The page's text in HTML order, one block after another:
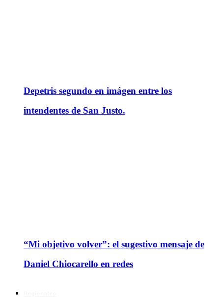
Depetris segundo en imágen entre los
intendentes de San Justo.
“Mi objetivo volver”: el sugestivo mensaje de
Daniel Chiocarello en redes